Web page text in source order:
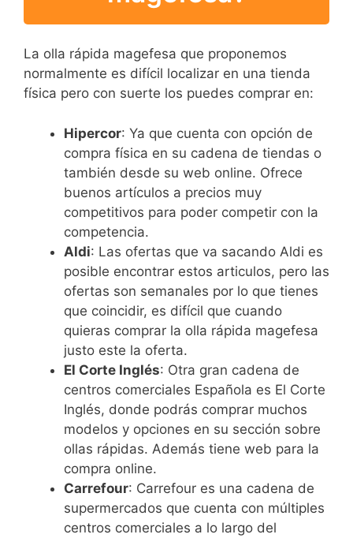
La olla rápida magefesa que proponemos
normalmente es difícil localizar en una tienda
física pero con suerte los puedes comprar en:
Hipercor: Ya que cuenta con opción de
compra física en su cadena de tiendas o
también desde su web online. Ofrece
buenos artículos a precios muy
competitivos para poder competir con la
competencia.
Aldi: Las ofertas que va sacando Aldi es
posible encontrar estos articulos, pero las
ofertas son semanales por lo que tienes
que coincidir, es difícil que cuando
quieras comprar la olla rápida magefesa
justo este la oferta.
El Corte Inglés: Otra gran cadena de
centros comerciales Española es El Corte
Inglés, donde podrás comprar muchos
modelos y opciones en su sección sobre
ollas rápidas. Además tiene web para la
compra online.
Carrefour: Carrefour es una cadena de
supermercados que cuenta con múltiples
centros comerciales a lo largo del